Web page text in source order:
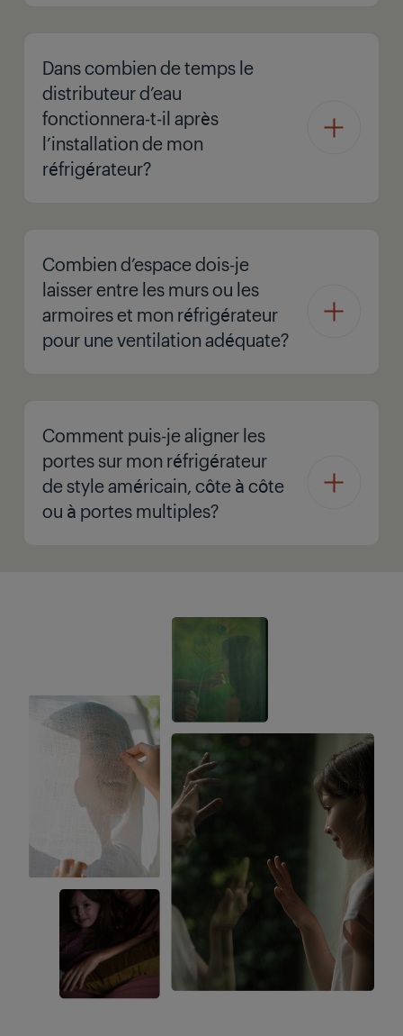
Dans combien de temps le
distributeur d’eau
fonctionnera-t-il après
l’installation de mon
réfrigérateur?
Combien d’espace dois-je
laisser entre les murs ou les
armoires et mon réfrigérateur
pour une ventilation adéquate?
Comment puis-je aligner les
portes sur mon réfrigérateur
de style américain, côte à côte
ou à portes multiples?